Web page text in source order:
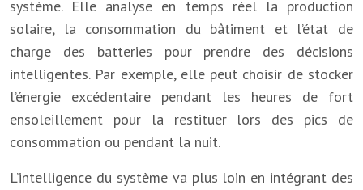
système. Elle analyse en temps réel la production
solaire, la consommation du bâtiment et l’état de
charge des batteries pour prendre des décisions
intelligentes. Par exemple, elle peut choisir de stocker
l’énergie excédentaire pendant les heures de fort
ensoleillement pour la restituer lors des pics de
consommation ou pendant la nuit.
L’intelligence du système va plus loin en intégrant des